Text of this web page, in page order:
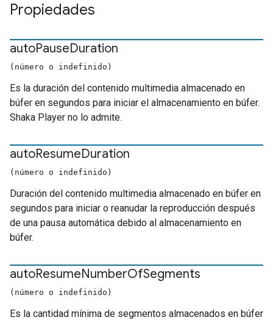
Propiedades
autoPauseDuration
(número o indefinido)
Es la duración del contenido multimedia almacenado en
búfer en segundos para iniciar el almacenamiento en búfer.
Shaka Player no lo admite.
autoResumeDuration
(número o indefinido)
Duración del contenido multimedia almacenado en búfer en
segundos para iniciar o reanudar la reproducción después
de una pausa automática debido al almacenamiento en
búfer.
autoResumeNumberOfSegments
(número o indefinido)
Es la cantidad mínima de segmentos almacenados en búfer